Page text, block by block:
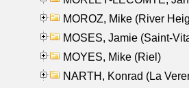
MOROZ, Mike (River
MOSES, Jamie (Saint-
MOYES, Mike (Riel)
NARTH, Konrad (La